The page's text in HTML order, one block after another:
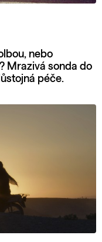
nebo
Mrazivá sonda do
péče.